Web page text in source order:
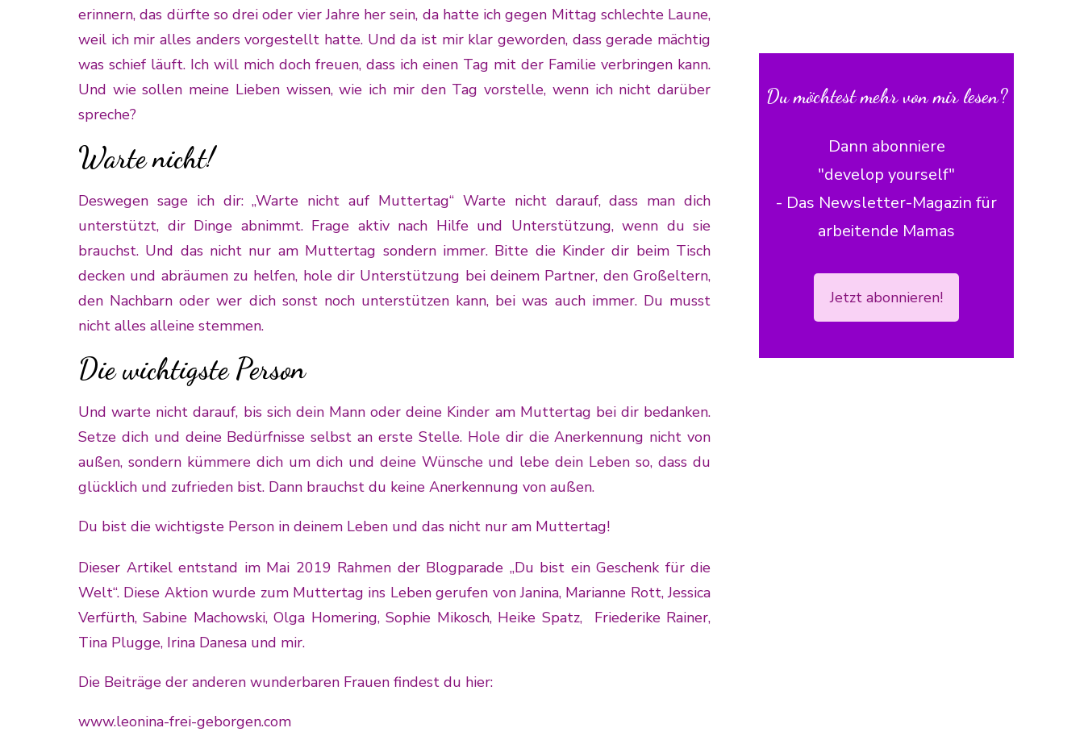
erinnern, das dürfte so drei oder vier Jahre her sein, da hatte ich gegen Mittag schlechte Laune,
weil ich mir alles anders vorgestellt hatte. Und da ist mir klar geworden, dass gerade mächtig
was schief läuft. Ich will mich doch freuen, dass ich einen Tag mit der Familie verbringen kann.
Und wie sollen meine Lieben wissen, wie ich mir den Tag vorstelle, wenn ich nicht darüber
spreche?
Warte nicht!
Deswegen sage ich dir: „Warte nicht auf Muttertag“ Warte nicht darauf, dass man dich
unterstützt, dir Dinge abnimmt. Frage aktiv nach Hilfe und Unterstützung, wenn du sie
brauchst. Und das nicht nur am Muttertag sondern immer. Bitte die Kinder dir beim Tisch
decken und abräumen zu helfen, hole dir Unterstützung bei deinem Partner, den Großeltern,
den Nachbarn oder wer dich sonst noch unterstützen kann, bei was auch immer. Du musst
nicht alles alleine stemmen.
Die wichtigste Person
Und warte nicht darauf, bis sich dein Mann oder deine Kinder am Muttertag bei dir bedanken.
Setze dich und deine Bedürfnisse selbst an erste Stelle. Hole dir die Anerkennung nicht von
außen, sondern kümmere dich um dich und deine Wünsche und lebe dein Leben so, dass du
glücklich und zufrieden bist. Dann brauchst du keine Anerkennung von außen.
Du bist die wichtigste Person in deinem Leben und das nicht nur am Muttertag!
Dieser Artikel entstand im Mai 2019 Rahmen der Blogparade „Du bist ein Geschenk für die
Welt“. Diese Aktion wurde zum Muttertag ins Leben gerufen vonJanina, Marianne Rott, Jessica
Verfürth,Sabine Machowski, Olga Homering,Sophie Mikosch, Heike Spatz, Friederike Rainer,
Tina Plugge, Irina Danesa und mir.
Die Beiträge der anderen wunderbaren Frauen findest du hier:
www.leonina-frei-geborgen.com
Du möchtest mehr von mir lesen?
Dann abonniere
"develop yourself"
- Das Newsletter-Magazin für
arbeitende Mamas
Jetzt abonnieren!